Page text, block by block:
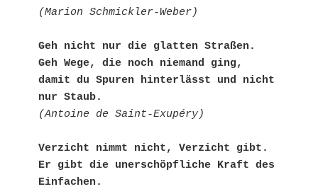
(Marion Schmickler-Weber)
Geh nicht nur die glatten Straßen.
Geh Wege, die noch niemand ging,
damit du Spuren hinterlässt und nicht
nur Staub.
(Antoine de Saint-Exupéry)
Verzicht nimmt nicht, Verzicht gibt.
Er gibt die unerschöpfliche Kraft des
Einfachen.